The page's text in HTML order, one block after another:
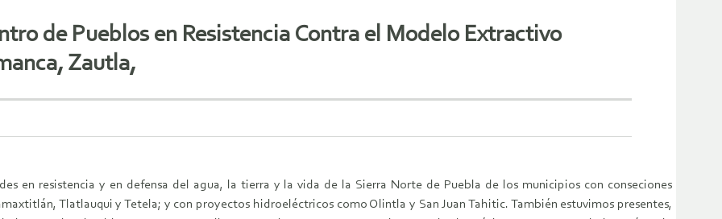
de Pueblos en Resistencia Contra el Modelo Extractivo
Zautla,
en resistencia y en defensa del agua, la tierra y la vida de la Sierra Norte de Puebla de los municipios con conseciones
Tlatlauqui y Tetela; y con proyectos hidroeléctricos como Olintla y San Juan Tahitic. También estuvimos presentes,